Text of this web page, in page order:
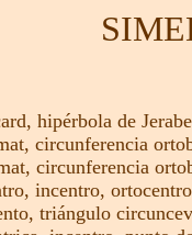
hipérbola de
circunferencia
circunferencia
incentro, ortocentro
triángulo